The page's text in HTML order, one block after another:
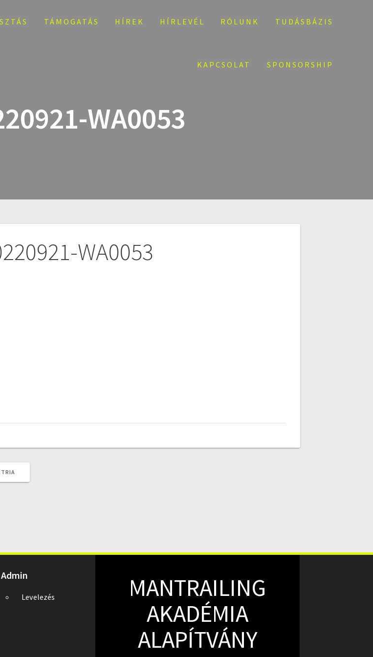
TÁMOGATÁS HÍREK HÍRLEVÉL RÓLUNK TUDÁSBÁZIS
KAPCSOLAT SPONSORSHIP
WA0053
WA0053
Admin
Levelezés
MANTRAILING
AKADÉMIA
ALAPÍTVÁNY